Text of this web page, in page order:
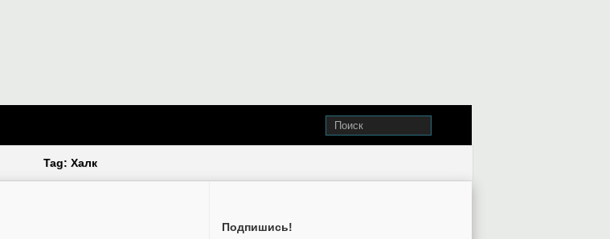
Tag: Халк
Подпишись!